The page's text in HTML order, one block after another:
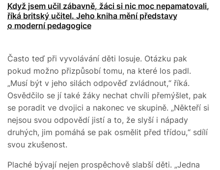
Když jsem učil zábavně, žáci si nic moc nepamatovali,
říká britský učitel. Jeho kniha mění představy
o moderní pedagogice
Často teď při vyvolávání děti losuje. Otázku pak
pokud možno přizpůsobí tomu, na které los padl.
„Musí být v jeho silách odpověď zvládnout,“ říká.
Osvědčilo se jí také žáky nechat chvíli přemýšlet, pak
se poradit ve dvojici a nakonec ve skupině. „Někteří si
nejsou svou odpovědí jistí a to, že slyší i nápady
druhých, jim pomáhá se pak osmělit před třídou,“ sdílí
svou zkušenost.
Plaché bývají nejen prospěchově slabší děti. „Jedna